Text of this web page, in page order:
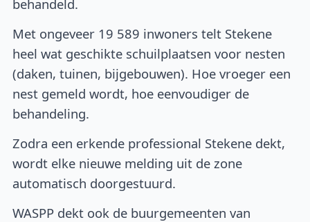
behandeld.
Met ongeveer 19 589 inwoners telt Stekene
heel wat geschikte schuilplaatsen voor nesten
(daken, tuinen, bijgebouwen). Hoe vroeger een
nest gemeld wordt, hoe eenvoudiger de
behandeling.
Zodra een erkende professional Stekene dekt,
wordt elke nieuwe melding uit de zone
automatisch doorgestuurd.
WASPP dekt ook de buurgemeenten van